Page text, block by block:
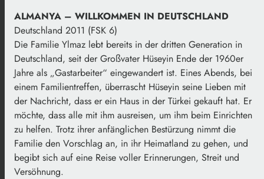
ALMANYA – WILLKOMMEN IN DEUTSCHLAND
Deutschland 2011 (FSK 6)
Die Familie Ylmaz lebt bereits in der dritten Generation in
Deutschland, seit der Großvater Hüseyin Ende der 1960er
Jahre als „Gastarbeiter“ eingewandert ist. Eines Abends, bei
einem Familientreffen, überrascht Hüseyin seine Lieben mit
der Nachricht, dass er ein Haus in der Türkei gekauft hat. Er
möchte, dass alle mit ihm ausreisen, um ihm beim Einrichten
zu helfen. Trotz ihrer anfänglichen Bestürzung nimmt die
Familie den Vorschlag an, in ihr Heimatland zu gehen, und
begibt sich auf eine Reise voller Erinnerungen, Streit und
Versöhnung.